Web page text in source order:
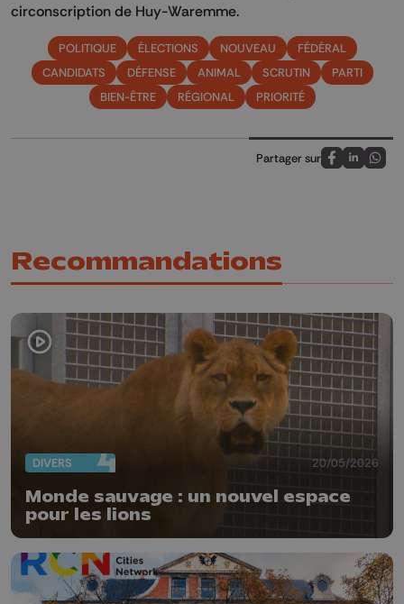
circonscription de Huy-Waremme.
POLITIQUE ÉLECTIONS NOUVEAU
FÉDÉRAL
CANDIDATS
DÉFENSE ANIMAL SCRUTIN
PARTI
BIEN-ÊTRE
RÉGIONAL PRIORITÉ
Partager sur
Partagez sur
Partagez
Recommandations
DIVERS 20/05/2026
Monde sauvage : un nouvel espace
pour les lions